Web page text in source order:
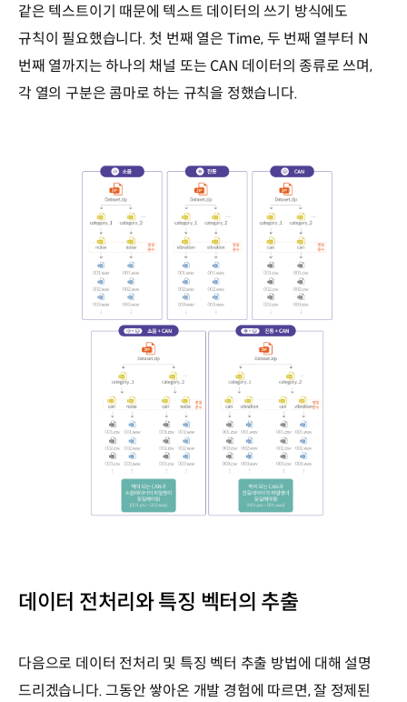
같은 텍스트이기 때문에 텍스트 데이터의 쓰기 방식에도
규칙이 필요했습니다. 첫 번째 열은 Time, 두 번째 열부터 N
번째 열까지는 하나의 채널 또는 CAN 데이터의 종류로 쓰며,
각 열의 구분은 콤마로 하는 규칙을 정했습니다.
데이터 전처리와 특징 벡터의 추출
다음으로 데이터 전처리 및 특징 벡터 추출 방법에 대해 설명
드리겠습니다. 그동안 쌓아온 개발 경험에 따르면, 잘 정제된